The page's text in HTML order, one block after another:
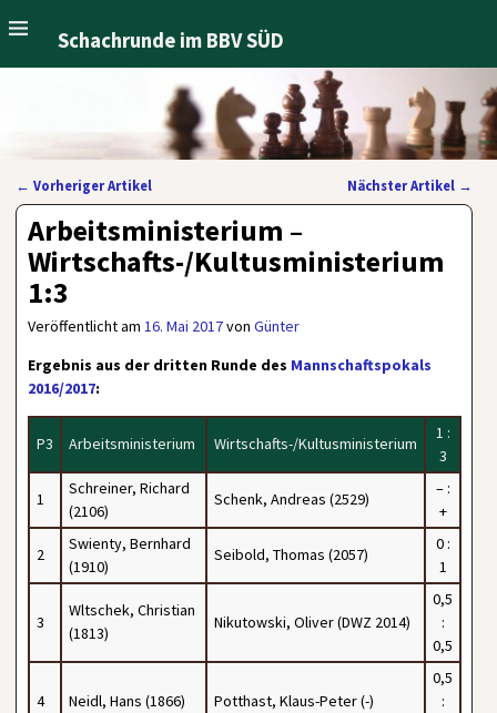
Schachrunde im BBV SÜD
Artikelnavigation
← Vorheriger Artikel Nächster Artikel →
Arbeitsministerium –
Wirtschafts-/Kultusministerium
1:3
Veröffentlicht am16. Mai 2017vonGünter
Ergebnis aus der dritten Runde des Mannschaftspokals
2016/2017:
P3 Arbeitsministerium Wirtschafts-/Kultusministerium
1 :
3
1
Schreiner, Richard
(2106)
Schenk, Andreas (2529)
– :
+
2
Swienty, Bernhard
(1910)
Seibold, Thomas (2057)
0 :
1
3
Wltschek, Christian
(1813)
Nikutowski, Oliver (DWZ 2014)
0,5
:
0,5
4 Neidl, Hans (1866) Potthast, Klaus-Peter (-)
0,5
: